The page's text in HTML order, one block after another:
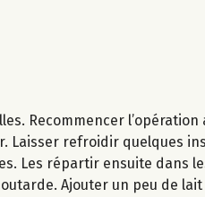
Recommencer
Laisser refroidir quelques
Les répartir ensuite dans
Ajouter un peu de